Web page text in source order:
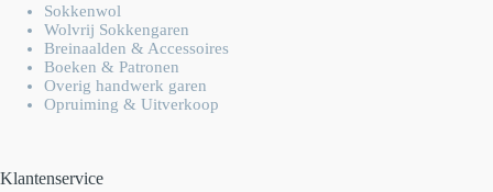
Sokkenwol
Wolvrij Sokkengaren
Breinaalden & Accessoires
Boeken & Patronen
Overig handwerk garen
Opruiming & Uitverkoop
Klantenservice